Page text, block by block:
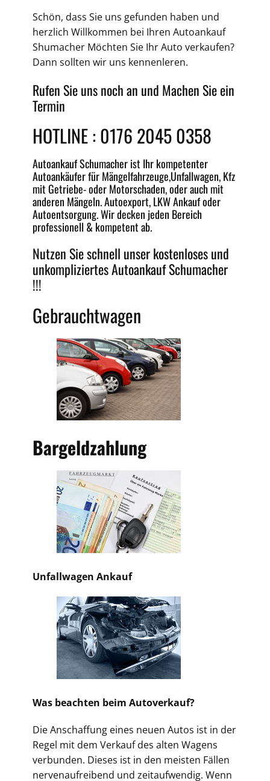
Schön, dass Sie uns gefunden haben und
herzlich Willkommen bei Ihren Autoankauf
Shumacher Möchten Sie Ihr Auto verkaufen?
Dann sollten wir uns kennenleren.
Rufen Sie uns noch an und Machen Sie ein
Termin
HOTLINE : 0176 2045 0358
AutoankaufSchumacher ist Ihr kompetenter
Autoankäufer für Mängelfahrzeuge,Unfallwagen, Kfz
mit Getriebe-oderMotorschaden, oder auch mit
anderen Mängeln.Autoexport, LKW Ankauf oder
Autoentsorgung. Wir decken jeden Bereich
professionell &kompetentab.
Nutzen Sie schnell unser kostenloses und
unkompliziertesAutoankauf Schumacher
!!!
Gebrauchtwagen
Bargeldzahlung
Unfallwagen Ankauf
Was beachten beim Autoverkauf?
Die Anschaffung eines neuen Autos ist in der
Regel mit dem Verkauf des alten Wagens
verbunden. Dieses ist in den meisten Fällen
nervenaufreibend und zeitaufwendig. Wenn